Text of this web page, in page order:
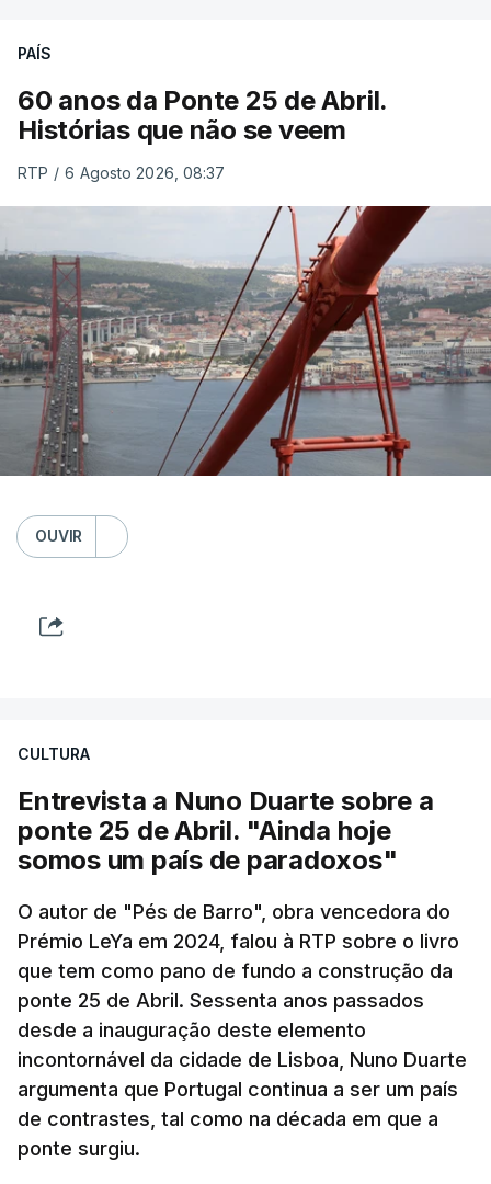
PAÍS
60 anos da Ponte 25 de Abril.
Histórias que não se veem
RTP / 6 Agosto 2026, 08:37
OUVIR
CULTURA
Entrevista a Nuno Duarte sobre a
ponte 25 de Abril. "Ainda hoje
somos um país de paradoxos"
O autor de "Pés de Barro", obra vencedora do
Prémio LeYa em 2024, falou à RTP sobre o livro
que tem como pano de fundo a construção da
ponte 25 de Abril. Sessenta anos passados
desde a inauguração deste elemento
incontornável da cidade de Lisboa, Nuno Duarte
argumenta que Portugal continua a ser um país
de contrastes, tal como na década em que a
ponte surgiu.